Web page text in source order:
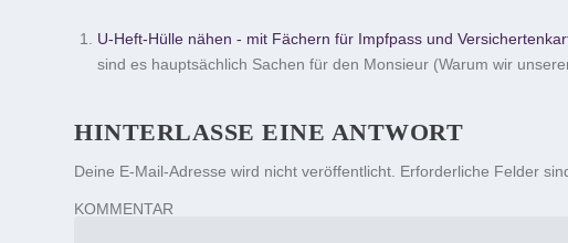
U-Heft-Hülle nähen - mit Fächern für Impfpass und
sind es hauptsächlich Sachen für den Monsieur (Warum wir
HINTERLASSE EINE ANTWORT
Deine E-Mail-Adresse wird nicht veröffentlicht. Erforderliche Felder
KOMMENTAR